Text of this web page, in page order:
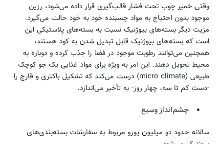
وقتی خمیر چوب تحت فشار قالب‌گیری قرار داده می‌شود، رزین
موجود بدون احتیاج به مواد چسبنده خود به خود حالت می‌گیرد.
مزیت دیگر بسته‌های بیوژنیک نسبت به بسته‌های پلاستیکی این
است که بسته‌های بیوژنیک قابل تبدیل شدن به کود هستند،
همچنین می‌توانند رطوبت موجود در فضا را جذب کرده و دوباره به
محیط تحویل دهند. این امر به ویژه برای مواد غذایی یک جو کوچک
طبیعی (micro climate) درست می‌کند که تشکیل باکتری و قارچ را
-دست کم تا سه، چهار روز- به تأخیر می‌اندازد.
چشم‌انداز وسیع
سالانه حدود دو میلیون یورو مربوط به سفارشات بسته‌بندی‌های